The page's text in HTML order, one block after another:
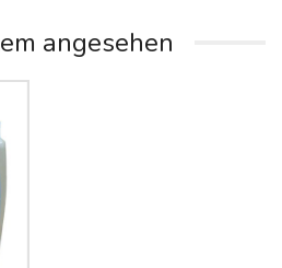
angesehen